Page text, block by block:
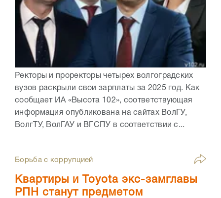
Ректоры и проректоры четырех волгоградских
вузов раскрыли свои зарплаты за 2025 год. Как
сообщает ИА «Высота 102», соответствующая
информация опубликована на сайтах ВолГУ,
ВолгТУ, ВолГАУ и ВГСПУ в соответствии с...
Борьба с коррупцией
Квартиры и Toyota экс-замглавы
РПН станут предметом